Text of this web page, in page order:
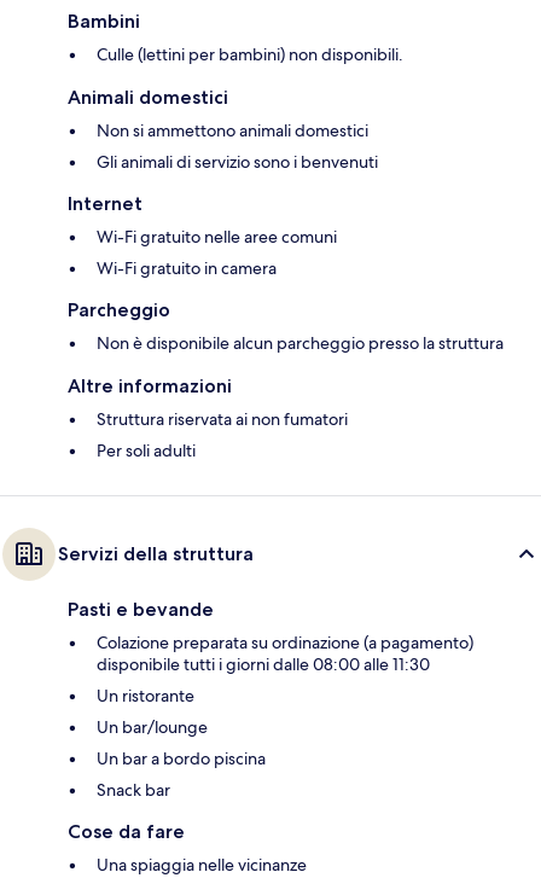
Bambini
Culle (lettini per bambini) non disponibili.
Animali domestici
Non si ammettono animali domestici
Gli animali di servizio sono i benvenuti
Internet
Wi-Fi gratuito nelle aree comuni
Wi-Fi gratuito in camera
Parcheggio
Non è disponibile alcun parcheggio presso la struttura
Altre informazioni
Struttura riservata ai non fumatori
Per soli adulti
Servizi della struttura
Pasti e bevande
Colazione preparata su ordinazione (a pagamento)
disponibile tutti i giorni dalle 08:00 alle 11:30
Un ristorante
Un bar/lounge
Un bar a bordo piscina
Snack bar
Cose da fare
Una spiaggia nelle vicinanze